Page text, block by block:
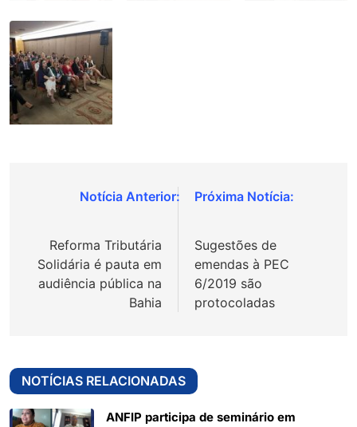
Navegação
Post
Reforma Tributária
Solidária é pauta em
audiência pública na
Bahia
Sugestões de
emendas à PEC
6/2019 são
protocoladas
NOTÍCIAS RELACIONADAS
ANFIP participa de seminário em